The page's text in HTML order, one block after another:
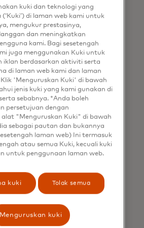
berdedikasi
pendidikan tingkat
berfokus pada
kata Steve
dan Dekan
di Vancouver.
Mastercard ini akan
yang luar biasa
kami untuk secara
dalam penelitian
sektor yang
di Kanada dan
yang dapat
keamanan
Vancouver terus
penelitian
kuki dan teknologi yang
di laman web kami untuk
mengukur prestasinya,
dan meningkatkan
kami. Bagi sesetengah
juga menggunakan Kuki untuk
iklan berdasarkan aktiviti serta
di laman web kami dan laman
'Menguruskan Kuki' di bawah
jenis kuki yang kami gunakan di
sebabnya. *Anda boleh
persetujuan dengan
alat "Menguruskan Kuki" di bawah
sebagai pautan dan bukannya
laman web) Ini termasuk
atau semua Kuki, kecuali kuki
untuk penggunaan laman web.
kuki Tolak semua
Menguruskan kuki